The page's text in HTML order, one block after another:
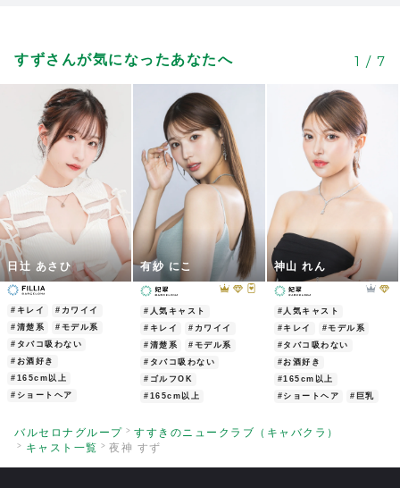
すずさんが気になったあなたへ 1 / 7
日辻 あさひ
#キレイ
#カワイイ
#清楚系
#モデル系
#タバコ吸わない
#お酒好き
#165cm以上
#ショートヘア
有紗 にこ
#人気キャスト
#キレイ
#カワイイ
#清楚系
#モデル系
#タバコ吸わない
#ゴルフOK
#165cm以上
神山 れん
#人気キャスト
#キレイ
#モデル系
#タバコ吸わない
#お酒好き
#165cm以上
#ショートヘア
#巨乳
バルセロナグループ
すすきのニュークラブ（キャバクラ）
キャスト一覧
夜神 すず